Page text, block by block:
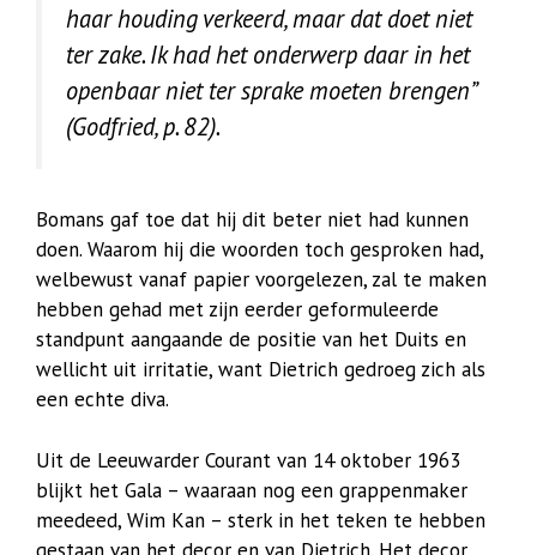
haar houding verkeerd, maar dat doet niet
ter zake. Ik had het onderwerp daar in het
openbaar niet ter sprake moeten brengen”
(Godfried, p. 82).
Bomans gaf toe dat hij dit beter niet had kunnen
doen. Waarom hij die woorden toch gesproken had,
welbewust vanaf papier voorgelezen, zal te maken
hebben gehad met zijn eerder geformuleerde
standpunt aangaande de positie van het Duits en
wellicht uit irritatie, want Dietrich gedroeg zich als
een echte diva.
Uit de Leeuwarder Courant van 14 oktober 1963
blijkt het Gala – waaraan nog een grappenmaker
meedeed, Wim Kan – sterk in het teken te hebben